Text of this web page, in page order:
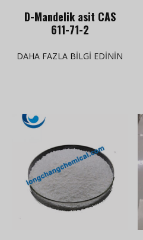
D-Mandelik asit CAS
611-71-2
DAHA FAZLA BILGI EDININ